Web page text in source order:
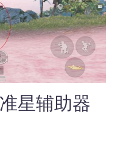
星辅助器